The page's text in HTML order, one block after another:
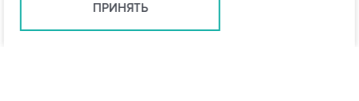
ПРИНЯТЬ